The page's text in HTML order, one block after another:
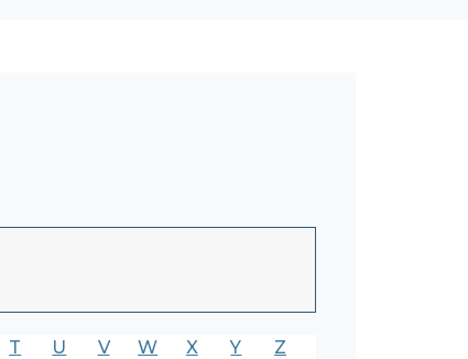
T U V W X Y Z